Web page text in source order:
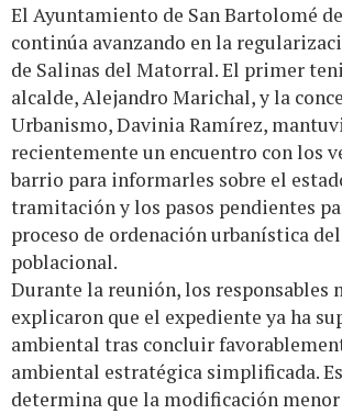
El Ayuntamiento de San Bartolomé
continúa avanzando en la
de Salinas del Matorral. El primer
alcalde, Alejandro Marichal, y la
Urbanismo, Davinia Ramírez,
recientemente un encuentro con los
barrio para informarles sobre el
tramitación y los pasos pendientes
proceso de ordenación urbanística
poblacional.
Durante la reunión, los responsables
explicaron que el expediente ya ha
ambiental tras concluir
ambiental estratégica simplificada.
determina que la modificación